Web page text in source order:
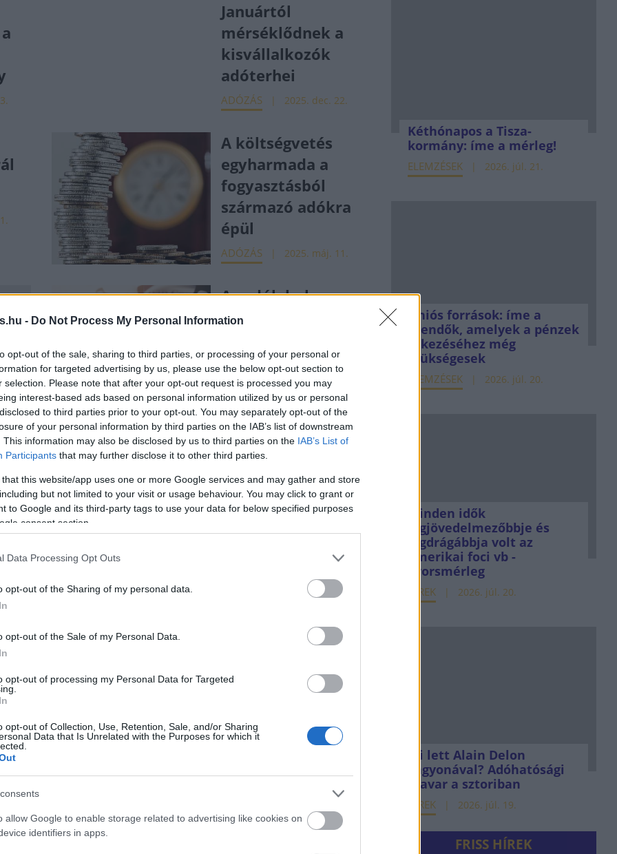
- Do Not Process My Personal Information
opt-out of the sale, sharing to third parties, or processing of your personal or
for targeted advertising by us, please use the below opt-out section to
selection. Please note that after your opt-out request is processed you may
interest-based ads based on personal information utilized by us or personal
to third parties prior to your opt-out. You may separately opt-out of the
of your personal information by third parties on the IAB’s list of downstream
This information may also be disclosed by us to third parties on the IAB’s List of
Participants that may further disclose it to other third parties.
that this website/app uses one or more Google services and may gather and store
but not limited to your visit or usage behaviour. You may click to grant or
to Google and its third-party tags to use your data for below specified purposes
consent section.
Data Processing Opt Outs
opt-out of the Sharing of my personal data.
opt-out of the Sale of my Personal Data.
opt-out of processing my Personal Data for Targeted
opt-out of Collection, Use, Retention, Sale, and/or Sharing
Data that Is Unrelated with the Purposes for which it
allow Google to enable storage related to advertising like cookies on
identifiers in apps.
Januártól
mérséklődnek a
kisvállalkozók
adóterhei
ADÓZÁS 2025. dec. 22.
A költségvetés
egyharmada a
fogyasztásból
származó adókra
épül
ADÓZÁS 2025. máj. 11.
Az adók hol a
legmagasabbak és
legalacsonyabbak a
régiónkban?
Mutatjuk a
számokat
ADÓZÁS 2025. ápr. 24.
Változás lesz az
adózásban: ezt kell
tudni a
2025. márc. 20.
2.
számlázásban: Jön
jövőre válik
ADÓZÁS 2025. feb. 25.
Magánszemélyként
érdemes ingatlant
Kéthónapos a Tisza-
kormány: íme a mérleg!
ELEMZÉSEK 2026. júl. 21.
Uniós források: íme a
teendők, amelyek a pénzek
érkezéséhez még
szükségesek
ELEMZÉSEK 2026. júl. 20.
Minden idők
legjövedelmezőbbje és
legdrágábbja volt az
amerikai foci vb -
gyorsmérleg
HÍREK 2026. júl. 20.
Mi lett Alain Delon
vagyonával? Adóhatósági
csavar a sztoriban
HÍREK 2026. júl. 19.
FRISS HÍREK